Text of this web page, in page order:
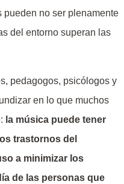
pueden no ser plenamente
del entorno superan las
pedagogos, psicólogos y
en lo que muchos
la música puede tener
trastornos del
a minimizar los
de las personas que